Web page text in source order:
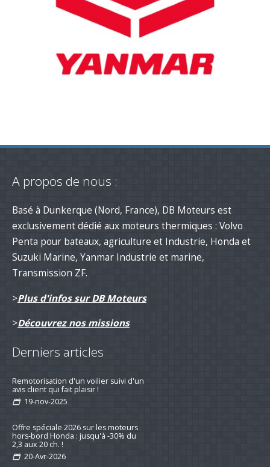
A propos de nous :
Basé à Dunkerque (Nord, France), DB Moteurs est
exclusivement dédié aux moteurs thermiques : Volvo
Penta pour bateaux, agriculture et Industrie, Honda et
Suzuki Marine, Yanmar Industrie et marine,
Transmission ZF.
>Plus d'infos sur DB Moteurs
>Découvrez nos missions
Derniers articles
Remotorisation d'un voilier suivi d'un
avis client qui fait plaisir !
19-nov-2025
Offre spéciale 2026 sur les moteurs
hors-bord Honda : jusqu'à -30% du
2,3 aux 20 ch. !
20-Avr-2026